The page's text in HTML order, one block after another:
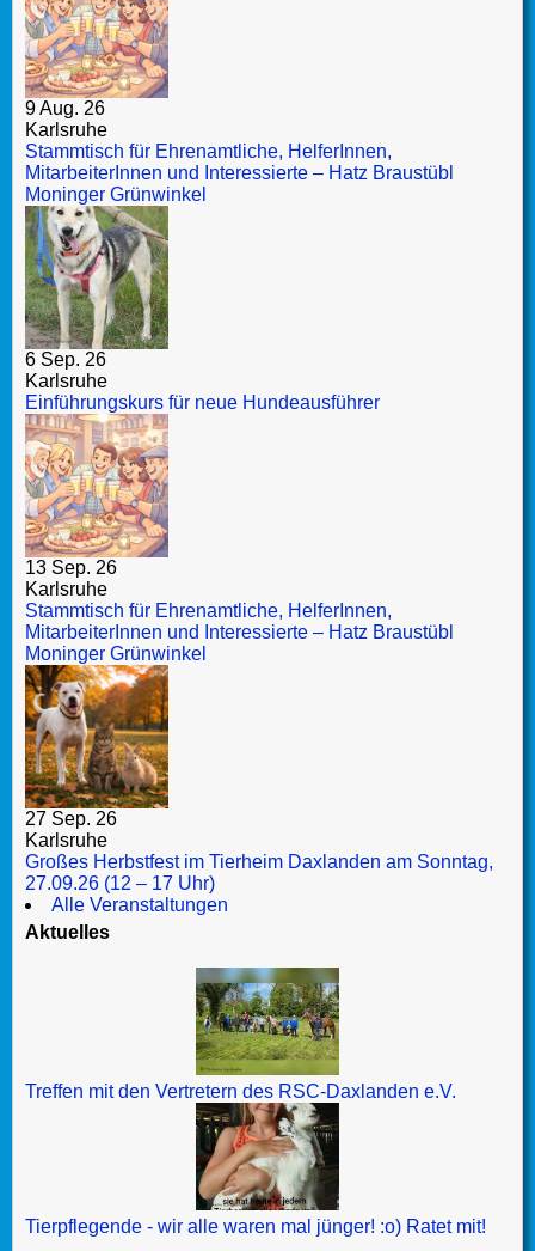
9 Aug. 26
Karlsruhe
Stammtisch für Ehrenamtliche, HelferInnen,
MitarbeiterInnen und Interessierte – Hatz Braustübl
Moninger Grünwinkel
6 Sep. 26
Karlsruhe
Einführungskurs für neue Hundeausführer
13 Sep. 26
Karlsruhe
Stammtisch für Ehrenamtliche, HelferInnen,
MitarbeiterInnen und Interessierte – Hatz Braustübl
Moninger Grünwinkel
27 Sep. 26
Karlsruhe
Großes Herbstfest im Tierheim Daxlanden am Sonntag,
27.09.26 (12 – 17 Uhr)
Alle Veranstaltungen
Aktuelles
Treffen mit den Vertretern des RSC-Daxlanden e.V.
Tierpflegende - wir alle waren mal jünger! :o) Ratet mit!